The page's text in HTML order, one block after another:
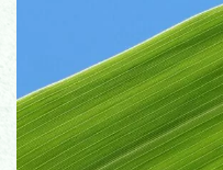
はじめての方へ
ご予約はこちらから